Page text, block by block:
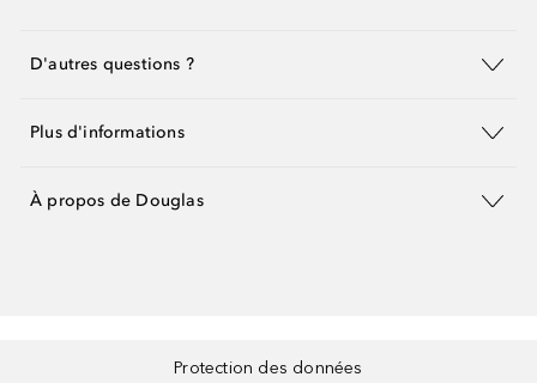
D'autres questions ?
Plus d'informations
À propos de Douglas
Protection des données